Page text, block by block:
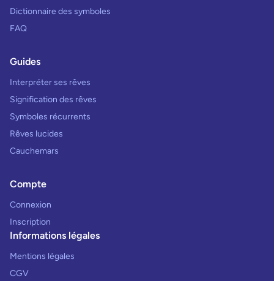
Dictionnaire des symboles
FAQ
Guides
Interpréter ses rêves
Signification des rêves
Symboles récurrents
Rêves lucides
Cauchemars
Compte
Connexion
Inscription
Informations légales
Mentions légales
CGV